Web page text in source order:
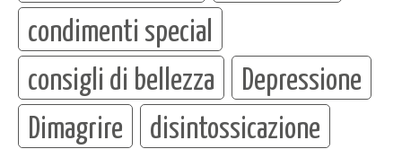
condimenti special
consigli di bellezza
Depressione
Dimagrire
disintossicazione